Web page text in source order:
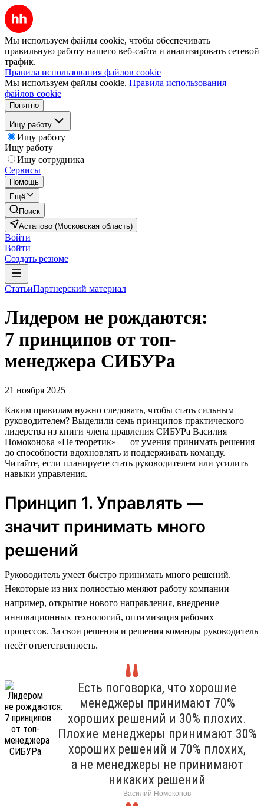
Мы используем файлы cookie, чтобы обеспечивать
правильную работу нашего веб-сайта и анализировать сетевой
трафик.
Правила использования файлов cookie
Мы используем файлы cookie. Правила использования
файлов cookie
Понятно
Ищу работу
Ищу работу
Ищу работу
Ищу сотрудника
Сервисы
Помощь
Ещё
Поиск
Астапово (Московская область)
Войти
Войти
Создать резюме
СтатьиПартнерский материал
Лидером не рождаются:
7 принципов от топ-
менеджера СИБУРа
21 ноября 2025
Каким правилам нужно следовать, чтобы стать сильным
руководителем? Выделили семь принципов практического
лидерства из книги члена правления СИБУРа Василия
Номоконова «Не теоретик» — от умения принимать решения
до способности вдохновлять и поддерживать команду.
Читайте, если планируете стать руководителем или усилить
навыки управления.
Принцип 1. Управлять —
значит принимать много
решений
Руководитель умеет быстро принимать много решений.
Некоторые из них полностью меняют работу компании —
например, открытие нового направления, внедрение
инновационных технологий, оптимизация рабочих
процессов. За свои решения и решения команды руководитель
несёт ответственность.
Есть поговорка, что хорошие
менеджеры принимают 70%
хороших решений и 30% плохих.
Плохие менеджеры принимают 30%
хороших решений и 70% плохих,
а не менеджеры не принимают
никаких решений
Василий Номоконов